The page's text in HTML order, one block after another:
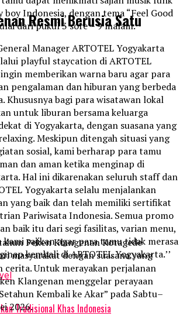
boy Indonesia, dengan tema “Feel Good
dari pukul 3 sore – 9 malam.
Manager ARTOTEL Yogyakarta
playful staycation di ARTOTEL
ingin memberikan warna baru agar para
pengalaman dan hiburan yang berbeda
Khususnya bagi para wisatawan lokal
untuk liburan bersama keluarga
di Yogyakarta, dengan suasana yang
Meskipun ditengah situasi yang
sosial, kami berharap para tamu
dan aman ketika menginap di
Hal ini dikarenakan seluruh staff dan
Yogyakarta selalu menjalankan
yang baik dan telah memiliki sertifikat
Pariwisata Indonesia. Semua promo
baik itu dari segi fasilitas, varian menu,
sajikan agar para tamu tidak merasa
kembali di ARTOTEL Yogyakarta.’’
Tradisional Khas Indonesia
Resmi Berusia Satu
Peken Klangenan Kotagede
masyarakat dengan suasana yang
cerita. Untuk merayakan perjalanan
Klangenan menggelar perayaan
Kembali ke Akar” pada Sabtu–
2026.